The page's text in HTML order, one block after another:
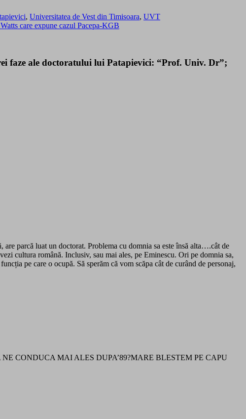
, Universitatea de Vest din Timisoara, UVT
care expune cazul Pacepa-KGB
faze ale doctoratului lui Patapievici: “Prof. Univ. Dr”;
parcă luat un doctorat. Problema cu domnia sa este însă alta….cât de
cultura română. Inclusiv, sau mai ales, pe Eminescu. Ori pe domnia sa,
pe care o ocupă. Să sperăm că vom scăpa cât de curând de personaj,
CONDUCA MAI ALES DUPA’89?MARE BLESTEM PE CAPU